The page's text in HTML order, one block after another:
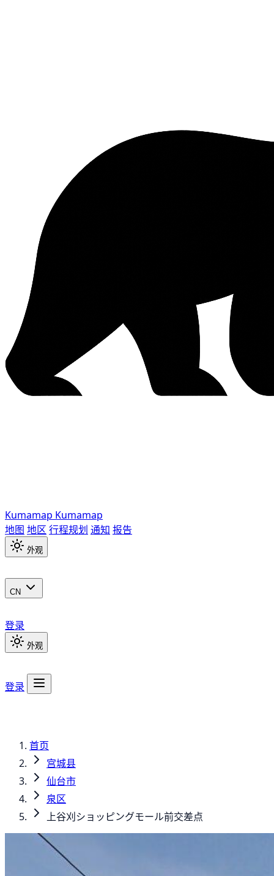
Kumamap Kumamap
地图 地区 行程规划 通知 报告
外观
CN
登录
外观
登录
首页
宫城县
仙台市
泉区
上谷刈ショッピングモール前交差点